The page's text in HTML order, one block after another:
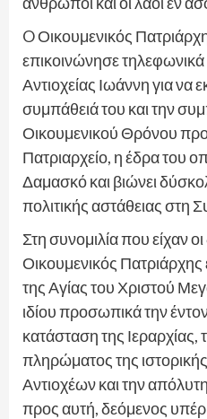
O Οικουμενικός
επικοινώνησε
Αντιοχείας Ιωάννη για να
συμπάθειά του και την
Οικουμενικού Θρόνου
Πατριαρχείο, η έδρα του
Δαμασκό και βιώνει
πολιτικής αστάθειας στη
Στη συνομιλία που είχαν
Οικουμενικός
της Αγίας του Χριστού
ιδίου προσωπικά την
κατάσταση της Ιεραρχίας,
πληρώματος της
Αντιοχέων και την
προς αυτή, δεόμενος υπέρ